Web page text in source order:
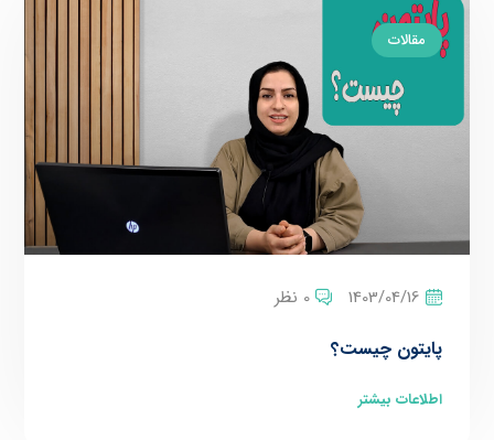
مقالات
1403/04/16 0 نظر
پایتون چیست؟
اطلاعات بیشتر